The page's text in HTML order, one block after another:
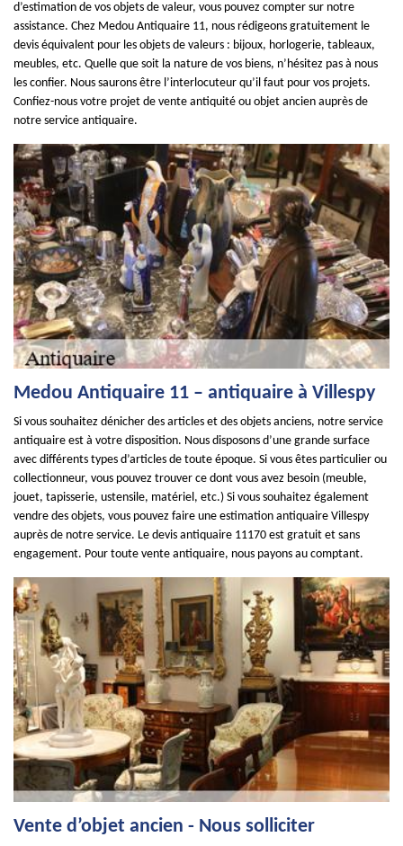
d’estimation de vos objets de valeur, vous pouvez compter sur notre
assistance. Chez Medou Antiquaire 11, nous rédigeons gratuitement le
devis équivalent pour les objets de valeurs : bijoux, horlogerie, tableaux,
meubles, etc. Quelle que soit la nature de vos biens, n’hésitez pas à nous
les confier. Nous saurons être l’interlocuteur qu’il faut pour vos projets.
Confiez-nous votre projet de vente antiquité ou objet ancien auprès de
notre service antiquaire.
Medou Antiquaire 11 – antiquaire à Villespy
Si vous souhaitez dénicher des articles et des objets anciens, notre service
antiquaire est à votre disposition. Nous disposons d’une grande surface
avec différents types d’articles de toute époque. Si vous êtes particulier ou
collectionneur, vous pouvez trouver ce dont vous avez besoin (meuble,
jouet, tapisserie, ustensile, matériel, etc.) Si vous souhaitez également
vendre des objets, vous pouvez faire une estimation antiquaire Villespy
auprès de notre service. Le devis antiquaire 11170 est gratuit et sans
engagement. Pour toute vente antiquaire, nous payons au comptant.
Vente d’objet ancien - Nous solliciter